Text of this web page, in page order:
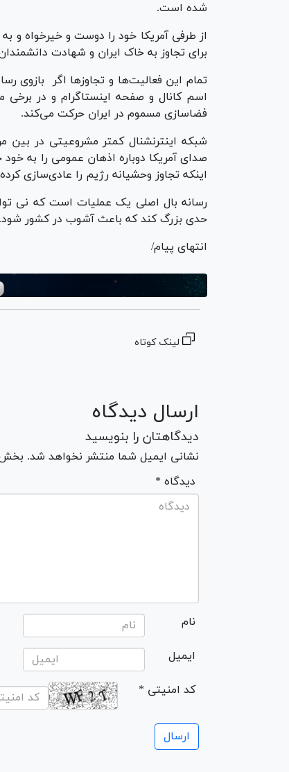
شده است.
از طرفی آمریکا خود را دوست و خیرخواه و
برای تجاوز به خاک ایران و شهادت
تمام این فعالیت‌ها و تجاوزها اگر بازوی
اسم کانال و صفحه اینستاگرام و در برخی
فضاسازی مسموم در ایران حرکت می‌کند‌.
شبکه اینترنشنال کمتر مشروعیتی در
صدای آمریکا دوباره اذهان عمومی را به
اینکه تجاوز وحشیانه رژیم را عادی‌سازی
رسانه بال اصلی یک عملیات است که نی
حدی بزرگ کند که باعث آشوب در کشور شود.
انتهای پیام/
لینک کوتاه
ارسال دیدگاه
دیدگاهتان را بنویسید
نشانی ایمیل شما منتشر نخواهد شد.
* دیدگاه
نام
ایمیل
* کد امنیتی